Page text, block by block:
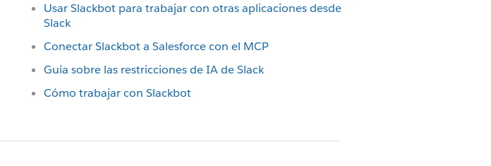
Usar Slackbot para trabajar con otras aplicaciones desde
Slack
Conectar Slackbot a Salesforce con el MCP
Guía sobre las restricciones de IA de Slack
Cómo trabajar con Slackbot